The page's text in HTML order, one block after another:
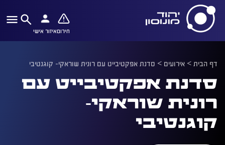
חירוםאיזור אישי
דף הבית> אירועים > סדנת אפקטיבייט עם רונית שוראקי- קוגנטיבי
סדנת אפקטיבייט עם
רונית שוראקי-
קוגנטיבי